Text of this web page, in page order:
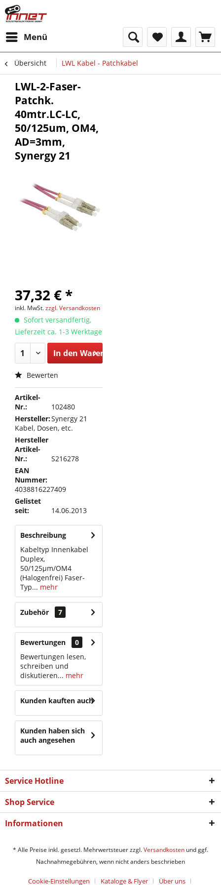
Menü
Übersicht LWL Kabel - Patchkabel
LWL-2-Faser-
Patchk.
40mtr.LC-LC,
50/125um, OM4,
AD=3mm,
Synergy 21
37,32 € *
inkl. MwSt.zzgl. Versandkosten
Sofort versandfertig,
Lieferzeit ca. 1-3 Werktage
In den Warenkorb
Bewerten
Artikel-
Nr.:
102480
Hersteller:Synergy 21
Kabel, Dosen, etc.
Hersteller
Artikel-
Nr.:
S216278
EAN
Nummer:
4038816227409
Gelistet
seit:
14.06.2013
Beschreibung
Kabeltyp Innenkabel
Duplex,
50/125µm/OM4
(Halogenfrei) Faser-
Typ... mehr
Zubehör 7
Bewertungen
0
Bewertungen lesen,
schreiben und
diskutieren... mehr
Kunden kauften auch
Kunden haben sich
auch angesehen
Service Hotline
Shop Service
Informationen
* Alle Preise inkl. gesetzl. Mehrwertsteuer zzgl.Versandkosten und ggf.
Nachnahmegebühren, wenn nicht anders beschrieben
Cookie-Einstellungen Kataloge & Flyer Über uns